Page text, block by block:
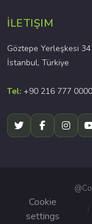
İLETIŞIM
Göztepe Yerleşkesi
İstanbul, Türkiye
Tel: +90 216 777 0000
Cookie
settings